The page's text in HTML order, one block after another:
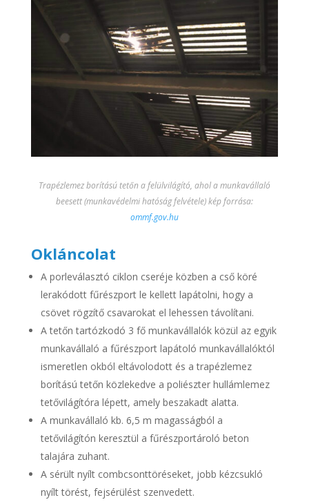
Trapézlemez borítású tetőn a felülvilágító, ahol a munkavállaló
beesett (munkavédelmi hatóság felvétele) kép forrása:
ommf.gov.hu
Okláncolat
A porleválasztó ciklon cseréje közben a cső köré
lerakódott fűrészport le kellett lapátolni, hogy a
csövet rögzítő csavarokat el lehessen távolítani.
A tetőn tartózkodó 3 fő munkavállalók közül az egyik
munkavállaló a fűrészport lapátoló munkavállalóktól
ismeretlen okból eltávolodott és a trapézlemez
borítású tetőn közlekedve a poliészter hullámlemez
tetővilágítóra lépett, amely beszakadt alatta.
A munkavállaló kb. 6,5 m magasságból a
tetővilágítón keresztül a fűrészportároló beton
talajára zuhant.
A sérült nyílt combcsonttöréseket, jobb kézcsukló
nyílt törést, fejsérülést szenvedett.